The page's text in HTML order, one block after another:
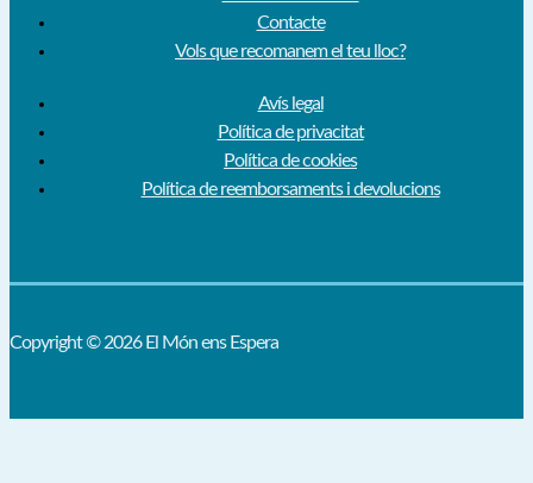
Contacte
Vols que recomanem el teu lloc?
Avís legal
Política de privacitat
Política de cookies
Política de reemborsaments i devolucions
Copyright © 2026 El Món ens Espera